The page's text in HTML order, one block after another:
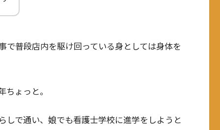
普段店内を駆け回っている身としては身体を
ょっと。
しで通い、娘でも看護士学校に進学をしようと